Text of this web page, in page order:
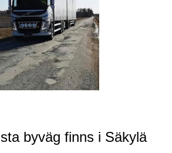
byväg finns i Säkylä